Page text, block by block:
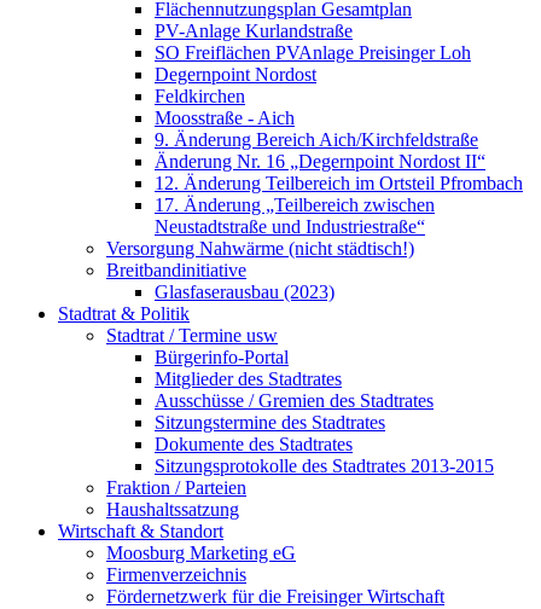
Flächennutzungsplan Gesamtplan
PV-Anlage Kurlandstraße
SO Freiflächen PV­Anlage Preisinger Loh
Degernpoint Nordost
Feldkirchen
Moosstraße - Aich
9. Änderung Bereich Aich/Kirchfeldstraße
Änderung Nr. 16 „Degernpoint Nordost II“
12. Änderung Teilbereich im Ortsteil Pfrombach
17. Änderung „Teilbereich zwischen
Neustadtstraße und Industriestraße“
Versorgung Nahwärme (nicht städtisch!)
Breitbandinitiative
Glasfaserausbau (2023)
Stadtrat & Politik
Stadtrat / Termine usw
Bürgerinfo-Portal
Mitglieder des Stadtrates
Ausschüsse / Gremien des Stadtrates
Sitzungstermine des Stadtrates
Dokumente des Stadtrates
Sitzungsprotokolle des Stadtrates 2013-2015
Fraktion / Parteien
Haushaltssatzung
Wirtschaft & Standort
Moosburg Marketing eG
Firmenverzeichnis
Fördernetzwerk für die Freisinger Wirtschaft